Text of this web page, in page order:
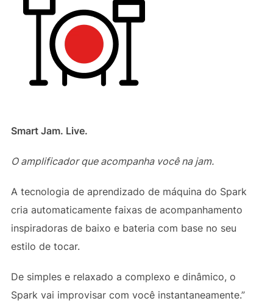
Smart Jam. Live.
O amplificador que acompanha você na jam.
A tecnologia de aprendizado de máquina do Spark
cria automaticamente faixas de acompanhamento
inspiradoras de baixo e bateria com base no seu
estilo de tocar.
De simples e relaxado a complexo e dinâmico, o
Spark vai improvisar com você instantaneamente.”